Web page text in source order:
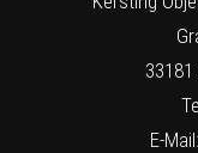
E-Mail: